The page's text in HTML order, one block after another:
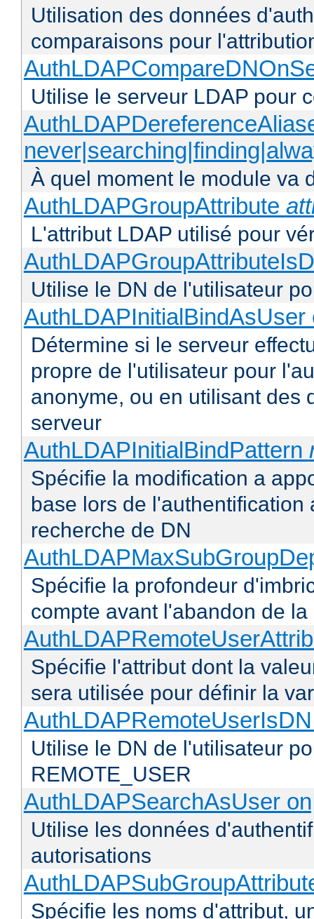
Utilisation des données
comparaisons pour
Utilise le serveur LDAP pour
À quel moment le module va
AuthLDAPGroupAttribute
L'attribut LDAP utilisé pour
Utilise le DN de l'utilisateur
AuthLDAPInitialBindAsUser
Détermine si le serveur
propre de l'utilisateur pour
anonyme, ou en utilisant des
serveur
AuthLDAPInitialBindPattern
Spécifie la modification a
base lors de
recherche de DN
Spécifie la profondeur
compte avant l'abandon de
Spécifie l'attribut dont la
sera utilisée pour définir la
Utilise le DN de l'utilisateur
REMOTE_USER
AuthLDAPSearchAsUser
Utilise les données
autorisations
Spécifie les noms d'attribut,